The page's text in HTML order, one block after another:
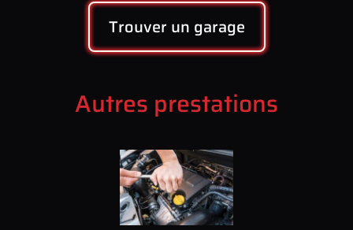
Trouver un garage
Autres prestations